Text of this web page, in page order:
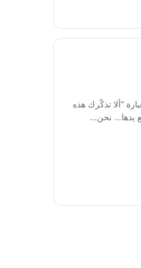
“ألا تذكّرك هذه
يدها… نحن…